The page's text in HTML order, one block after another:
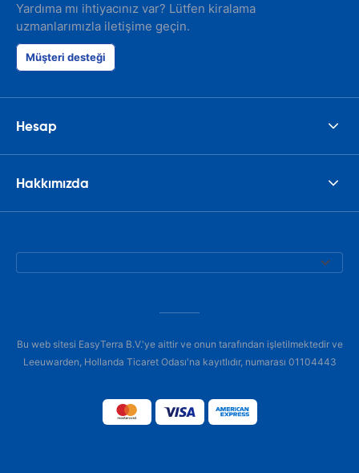
Yardıma mı ihtiyacınız var? Lütfen kiralama
uzmanlarımızla iletişime geçin.
Müşteri desteği
Hesap
Hakkımızda
Bu web sitesi EasyTerra B.V.'ye aittir ve onun tarafından işletilmektedir ve
Leeuwarden, Hollanda Ticaret Odası'na kayıtlıdır, numarası 01104443